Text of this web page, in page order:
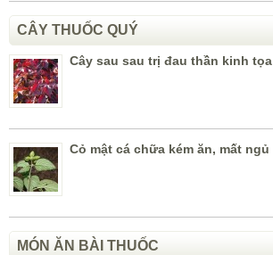
CÂY THUỐC QUÝ
Cây sau sau trị đau thần kinh tọa
Cỏ mật cá chữa kém ăn, mất ngủ
MÓN ĂN BÀI THUỐC